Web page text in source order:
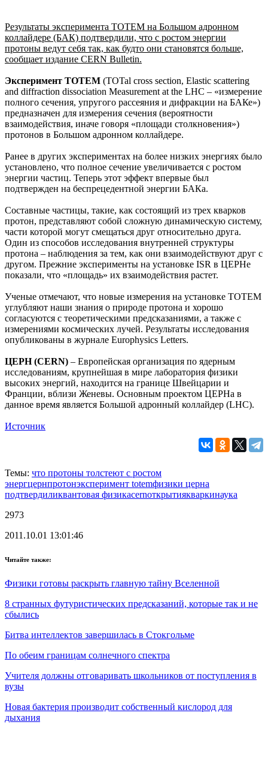
Результаты эксперимента TOTEM на Большом адронном
коллайдере (БАК) подтвердили, что с ростом энергии
протоны ведут себя так, как будто они становятся больше,
сообщает издание CERN Bulletin.
Эксперимент TOTEM (TOTal cross section, Elastic scattering
and diffraction dissociation Measurement at the LHC – «измерение
полного сечения, упругого рассеяния и дифракции на БАКе»)
предназначен для измерения сечения (вероятности
взаимодействия, иначе говоря «площади столкновения»)
протонов в Большом адронном коллайдере.
Ранее в других экспериментах на более низких энергиях было
установлено, что полное сечение увеличивается с ростом
энергии частиц. Теперь этот эффект впервые был
подтвержден на беспрецедентной энергии БАКа.
Составные частицы, такие, как состоящий из трех кварков
протон, представляют собой сложную динамическую систему,
части которой могут смещаться друг относительно друга.
Один из способов исследования внутренней структуры
протона – наблюдения за тем, как они взаимодействуют друг с
другом. Прежние эксперименты на установке ISR в ЦЕРНе
показали, что «площадь» их взаимодействия растет.
Ученые отмечают, что новые измерения на установке TOTEM
углубляют наши знания о природе протона и хорошо
согласуются с теоретическими предсказаниями, а также с
измерениями космических лучей. Результаты исследования
опубликованы в журнале Europhysics Letters.
ЦЕРН (CERN) – Европейская организация по ядерным
исследованиям, крупнейшая в мире лаборатория физики
высоких энергий, находится на границе Швейцарии и
Франции, вблизи Женевы. Основным проектом ЦЕРНа в
данное время является Большой адронный коллайдер (LHC).
Источник
Темы: что протоны толстеют с ростом
энергцернпротонэксперимент totemфизики церна
подтвердиликвантовая физикаcernоткрытиякваркинаука
2973
2011.10.01 13:01:46
Читайте также:
Физики готовы раскрыть главную тайну Вселенной
8 странных футуристических предсказаний, которые так и не
сбылись
Битва интеллектов завершилась в Стокгольме
По обеим границам солнечного спектра
Учителя должны отговаривать школьников от поступления в
вузы
Новая бактерия производит собственный кислород для
дыхания